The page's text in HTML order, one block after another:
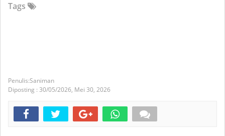
Tags
Saniman
Diposting : 30/05/2026, Mei 30, 2026